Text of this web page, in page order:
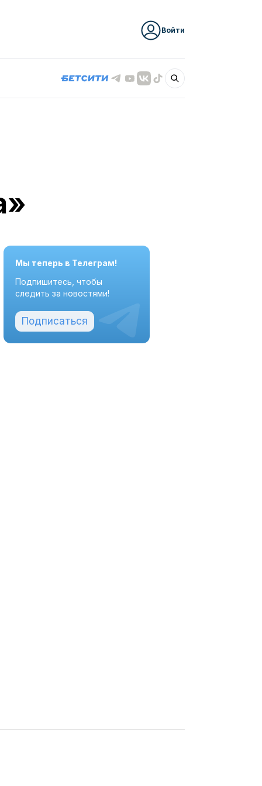
Войти
Мы теперь в Телеграм!
Подпишитесь, чтобы
следить за новостями!
Подписаться